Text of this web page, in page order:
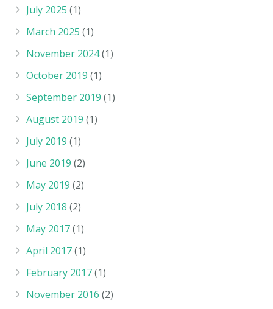
July 2025 (1)
March 2025 (1)
November 2024(1)
October 2019 (1)
September 2019 (1)
August 2019 (1)
July 2019 (1)
June 2019 (2)
May 2019 (2)
July 2018 (2)
May 2017(1)
April 2017(1)
February 2017(1)
November 2016 (2)